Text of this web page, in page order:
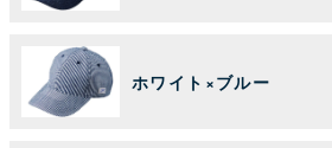
ホワイト×ブルー